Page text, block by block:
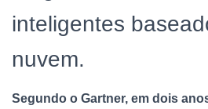
inteligentes
nuvem.
Segundo o Gartner, em dois